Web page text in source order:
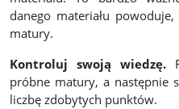
danego materiału
matury.
Kontroluj swoją wiedzę.
próbne matury, a następnie
liczbę zdobytych punktów.